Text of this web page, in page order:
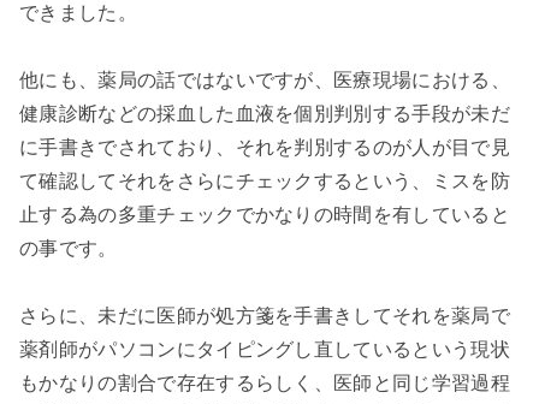
できました。
他にも、薬局の話ではないですが、医療現場における、
健康診断などの採血した血液を個別判別する手段が未だ
に手書きでされており、それを判別するのが人が目で見
て確認してそれをさらにチェックするという、ミスを防
止する為の多重チェックでかなりの時間を有していると
の事です。
さらに、未だに医師が処方箋を手書きしてそれを薬局で
薬剤師がパソコンにタイピングし直しているという現状
もかなりの割合で存在するらしく、医師と同じ学習過程